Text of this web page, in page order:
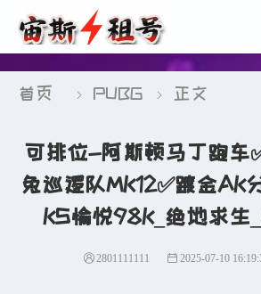
首页  PUBG  正文
可排位-阿斯顿马丁跑车
兔巡逻队MK12✅踱金AK
KS愉悦98K_绝地求生
2801111111 2025-07-10